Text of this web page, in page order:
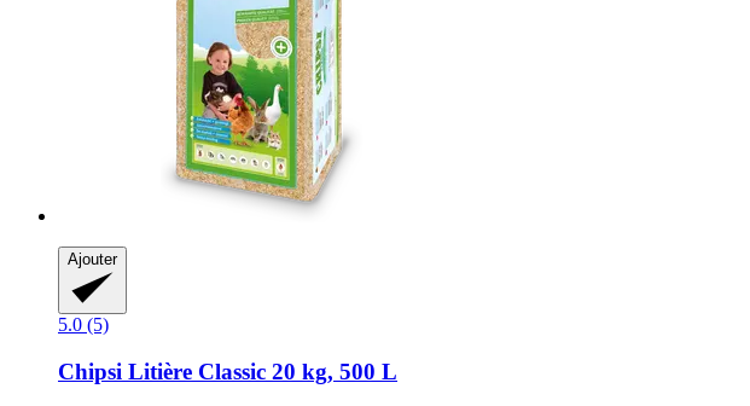
Ajouter
5.0 (5)
Chipsi Litière Classic 20 kg, 500 L